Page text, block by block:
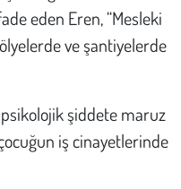
eden Eren, “Mesleki
ve şantiyelerde
psikolojik şiddete maruz
iş cinayetlerinde